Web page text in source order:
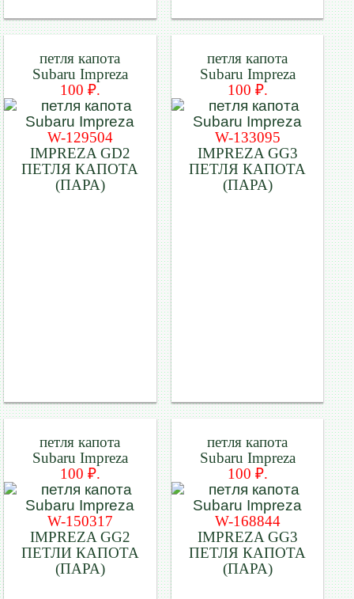
петля капота
Subaru Impreza
100 ₽.
W-129504
IMPREZA GD2
ПЕТЛЯ КАПОТА
(ПАРА)
петля капота
Subaru Impreza
100 ₽.
W-133095
IMPREZA GG3
ПЕТЛЯ КАПОТА
(ПАРА)
петля капота
Subaru Impreza
100 ₽.
W-150317
IMPREZA GG2
ПЕТЛИ КАПОТА
(ПАРА)
петля капота
Subaru Impreza
100 ₽.
W-168844
IMPREZA GG3
ПЕТЛЯ КАПОТА
(ПАРА)